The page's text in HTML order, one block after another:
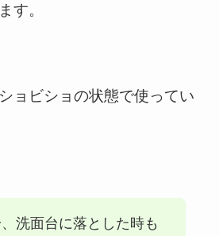
す。
ョビショの状態で使ってい
洗面台に落とした時も